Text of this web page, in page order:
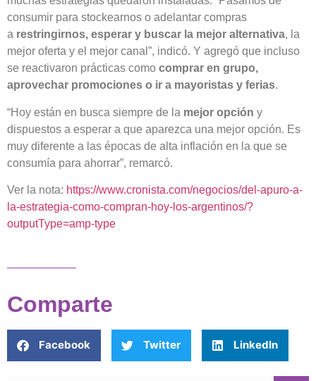
consumir para stockearnos o adelantar compras
a restringirnos, esperar y buscar la mejor alternativa, la
mejor oferta y el mejor canal”, indicó. Y agregó que incluso
se reactivaron prácticas como comprar en grupo,
aprovechar promociones o ir a mayoristas y ferias.
“Hoy están en busca siempre de la mejor opción y
dispuestos a esperar a que aparezca una mejor opción. Es
muy diferente a las épocas de alta inflación en la que se
consumía para ahorrar”, remarcó.
Ver la nota: https://www.cronista.com/negocios/del-apuro-a-
la-estrategia-como-compran-hoy-los-argentinos/?
outputType=amp-type
Comparte
Facebook Twitter LinkedIn